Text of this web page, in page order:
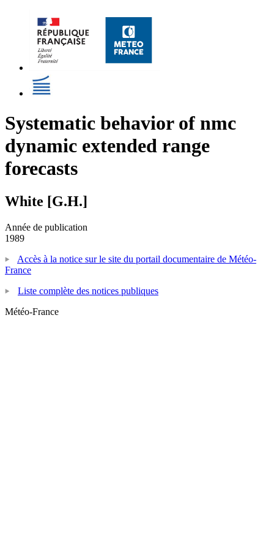
Systematic behavior of nmc
dynamic extended range
forecasts
White [G.H.]
Année de publication
1989
Accès à la notice sur le site du portail documentaire de Météo-
France
Liste complète des notices publiques
Météo-France